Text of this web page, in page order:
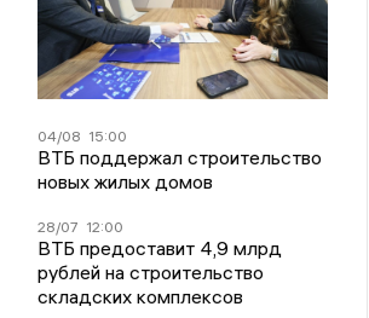
04/08 15:00
ВТБ поддержал строительство
новых жилых домов
28/07 12:00
ВТБ предоставит 4,9 млрд
рублей на строительство
складских комплексов